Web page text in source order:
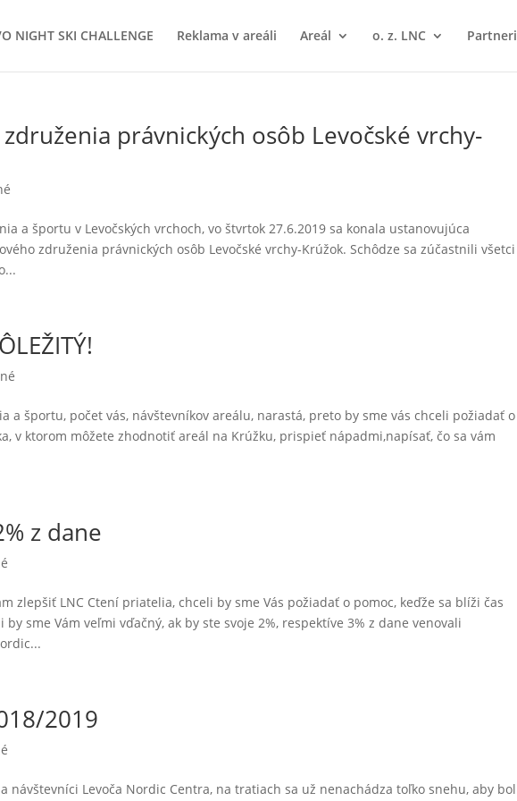
NIGHT SKI CHALLENGE Reklama v areáli Areál o. z. LNC Partneri
právnických osôb Levočské vrchy-
a športu v Levočských vrchoch, vo štvrtok 27.6.2019 sa konala ustanovujúca
združenia právnických osôb Levočské vrchy-Krúžok. Schôdze sa zúčastnili všetci
a športu, počet vás, návštevníkov areálu, narastá, preto by sme vás chceli požiadať o
v ktorom môžete zhodnotiť areál na Krúžku, prispieť nápadmi,napísať, čo sa vám
z dane
zlepšiť LNC Ctení priatelia, chceli by sme Vás požiadať o pomoc, keďže sa blíži čas
sme Vám veľmi vďačný, ak by ste svoje 2%, respektíve 3% z dane venovali
2019
a návštevníci Levoča Nordic Centra, na tratiach sa už nenachádza toľko snehu, aby bol